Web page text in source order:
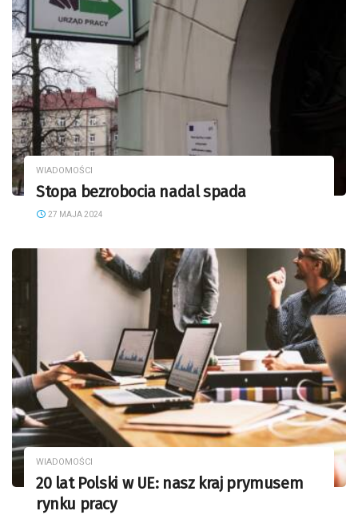
WIADOMOŚCI
Stopa bezrobocia nadal spada
27 MAJA 2024
WIADOMOŚCI
20 lat Polski w UE: nasz kraj prymusem
rynku pracy